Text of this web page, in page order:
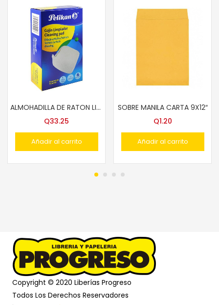
ALMOHADILLA DE RATON LIMP. PELIKAN ROTRIN
Q33.25
Añadir al carrito
SOBRE MANILA CARTA 9X12″
Q1.20
Añadir al carrito
Copyright © 2020 Liberías Progreso
Todos Los Derechos Reservadores